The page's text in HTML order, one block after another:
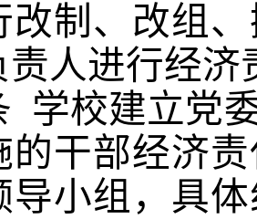
改制、改组
责人进行经济
学校建立党
的干部经济
导小组，具